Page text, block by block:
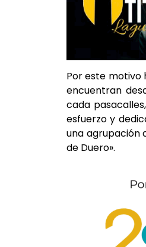
Por este motivo
encuentran
cada
esfuerzo y
una agrupación
de Duero».